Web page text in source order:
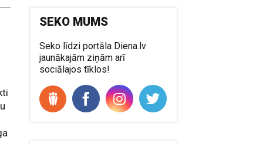
SEKO MUMS
Seko līdzi portāla Diena.lv
jaunākajām ziņām arī
sociālajos tīklos!